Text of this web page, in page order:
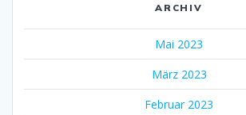
ARCHIV
Mai 2023
März 2023
Februar 2023